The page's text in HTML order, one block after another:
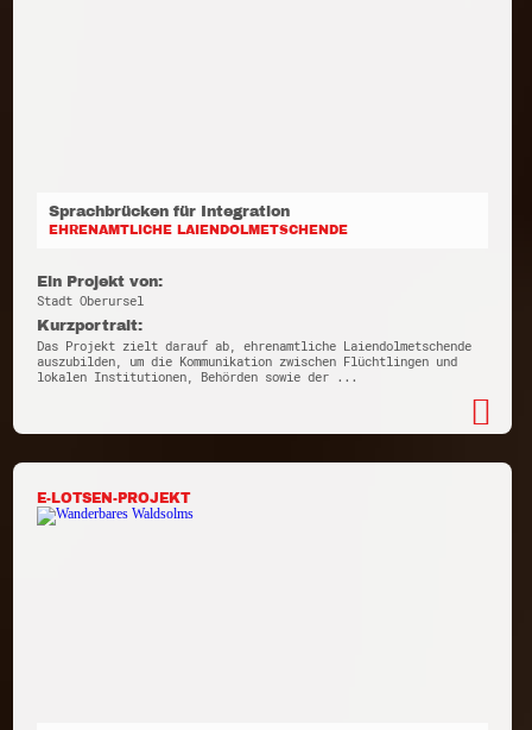
Sprachbrücken für Integration
EHRENAMTLICHE LAIENDOLMETSCHENDE
Ein Projekt von:
Stadt Oberursel
Kurzportrait:
Das Projekt zielt darauf ab, ehrenamtliche Laiendolmetschende
auszubilden, um die Kommunikation zwischen Flüchtlingen und
lokalen Institutionen, Behörden sowie der ...
E-LOTSEN-PROJEKT